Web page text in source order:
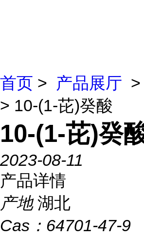
首页 > 产品展厅 >
> 10-(1-芘)癸酸
10-(1-芘)癸
2023-08-11
产品详情
产地 湖北
Cas： 64701-47-9